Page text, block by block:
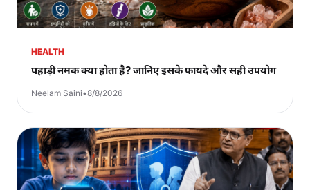
HEALTH
पहाड़ी नमक क्या होता है? जानिए इसके फायदे और सही उपयोग
Neelam Saini•8/8/2026